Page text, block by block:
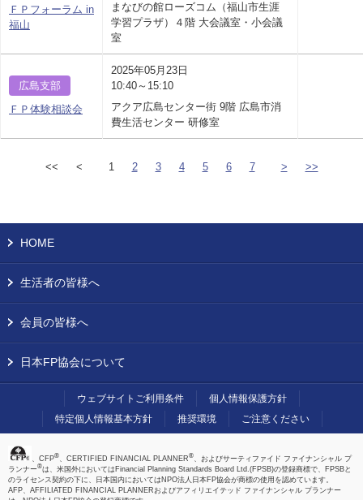
ＦＰフォーラム in
福山
まなびの館ローズコム（福山市生涯
学習プラザ）４階 大会議室・小会議
室
広島支部
ＦＰ体験相談会
2025年05月23日
10:40～15:10
アクア広島センター街 9階 広島市消
費生活センター 研修室
<< < 1 2 3 4 5 6 7 > >>
HOME
生活者の皆様へ
会員の皆様へ
日本FP協会について
ウェブサイトご利用条件
個人情報保護方針
特定個人情報基本方針
推奨環境 ご注意ください
、CFP®、CERTIFIED FINANCIAL PLANNER®、およびサーティファイド ファイナンシャル プ
ランナー®は、米国外においてはFinancial Planning Standards Board Ltd.(FPSB)の登録商標で、FPSBと
のライセンス契約の下に、日本国内においてはNPO法人日本FP協会が商標の使用を認めています。
AFP、AFFILIATED FINANCIAL PLANNERおよびアフィリエイテッド ファイナンシャル プランナー